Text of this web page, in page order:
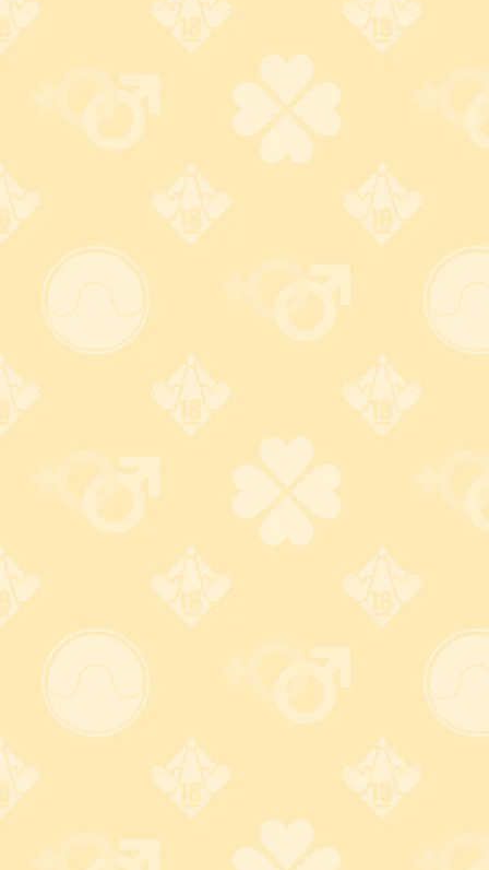
コンドーム系商品
大人のおもちゃ用語集 か行トップに戻る
もっと楽しくお買い物しよう！
バレない梱包で安心注
無地のダンボール梱包＋伝
票の差出人名は ZJ (ゼット
品」で発送。 変更OK!
詳しくはコチラ
カードもセキュリテイ万
カード番号は安全なクレジ
ット決済会社のページに直
接入力する為、安心！ 大手
3大ブランド使えて便利！
詳しくはコチラ
る！
の営業所留め
郵便局留め
に
不要なグッズ引き取りま
不要になったアダルトグッズ
で処分致します。
※合計5,500円(税込)以上購入